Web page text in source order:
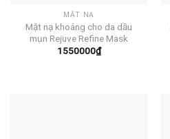
MẶT NẠ
Mặt nạ khoáng cho da dầu
mụn Rejuve Refine Mask
1550000₫